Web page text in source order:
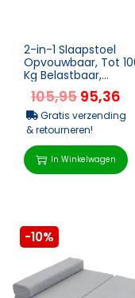
2-in-1 Slaapstoel
Opvouwbaar, Tot
Kg Belastbaar,
Slaapbank,
Opvouwbare Stoel
Bedfunctie, Rel...
105,95 95,36
Gratis verzending
& retourneren!
In Winkelwagen
-10%